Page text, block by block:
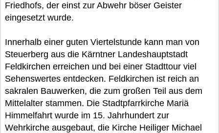
Friedhofs, der einst zur Abwehr böser Geister
eingesetzt wurde.
Innerhalb einer guten Viertelstunde kann man von
Steuerberg aus die Kärntner Landeshauptstadt
Feldkirchen erreichen und bei einer Stadttour viel
Sehenswertes entdecken. Feldkirchen ist reich an
sakralen Bauwerken, die zum großen Teil aus dem
Mittelalter stammen. Die Stadtpfarrkirche Mariä
Himmelfahrt wurde im 15. Jahrhundert zur
Wehrkirche ausgebaut, die Kirche Heiliger Michael